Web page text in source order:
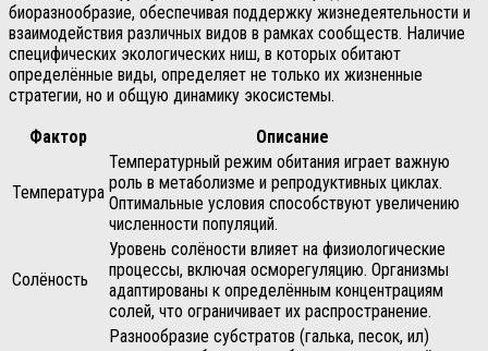
биоразнообразие, обеспечивая поддержку жизнедеятельности и
взаимодействия различных видов в рамках сообществ. Наличие
специфических экологических ниш, в которых обитают
определённые виды, определяет не только их жизненные
стратегии, но и общую динамику экосистемы.
Фактор
Описание
Температура
Температурный режим обитания играет важную
роль в метаболизме и репродуктивных циклах.
Оптимальные условия способствуют увеличению
численности популяций.
Солёность
Уровень солёности влияет на физиологические
процессы, включая осморегуляцию. Организмы
адаптированы к определённым концентрациям
солей, что ограничивает их распространение.
Разнообразие субстратов (галька, песок, ил)